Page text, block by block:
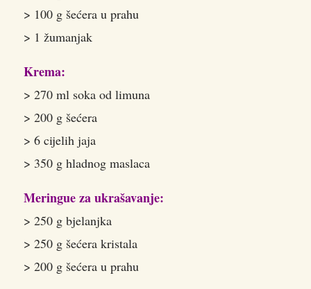
> 100 g šećera u prahu
> 1 žumanjak
Krema:
> 270 ml soka od limuna
> 200 g šećera
> 6 cijelih jaja
> 350 g hladnog maslaca
Meringue za ukrašavanje:
> 250 g bjelanjka
> 250 g šećera kristala
> 200 g šećera u prahu